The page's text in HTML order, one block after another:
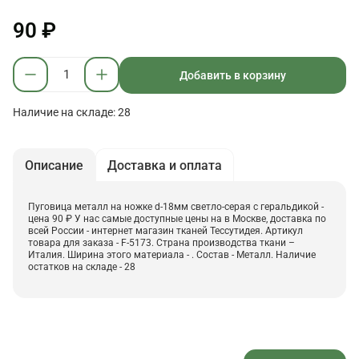
90 ₽
Добавить в корзину
Наличие на складе: 28
Описание Доставка и оплата
Пуговица металл на ножке d-18мм светло-серая с геральдикой -
цена 90 ₽ У нас самые доступные цены на в Москве, доставка по
всей России - интернет магазин тканей Тессутидея. Артикул
товара для заказа - F-5173. Страна производства ткани –
Италия. Ширина этого материала - . Состав - Металл. Наличие
остатков на складе - 28